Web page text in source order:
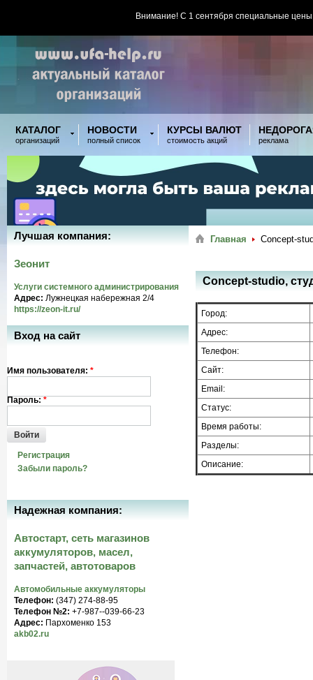
Внимание! С 1 сентября специальные
КАТАЛОГ
организаций
НОВОСТИ
полный список
КУРСЫ ВАЛЮТ
стоимость акций реклама
Главная Concept-
Concept-studio,
Город:
Адрес:
Телефон:
Сайт:
Email:
Статус:
Время работы:
Разделы:
Описание:
Лучшая компания:
Зеонит
Услуги системного администрирования
Адрес: Лужнецкая набережная 2/4
https://zeon-it.ru/
Вход на сайт
Имя пользователя: *
Пароль: *
Войти
Регистрация
Забыли пароль?
Надежная компания:
Автостарт, сеть магазинов
аккумуляторов, масел,
запчастей, автотоваров
Автомобильные аккумуляторы
Телефон: (347) 274-88-95
Телефон №2: +7-987--039-66-23
Адрес: Пархоменко 153
akb02.ru